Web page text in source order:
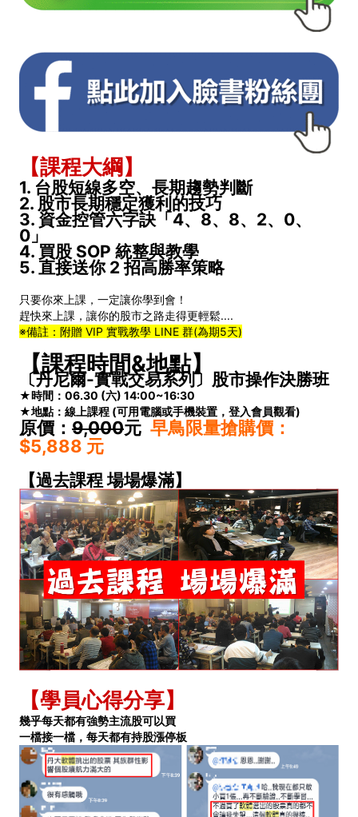
【課程大綱】
1. 台股短線多空、長期趨勢判斷
2. 股市長期穩定獲利的技巧
3. 資金控管六字訣「4、8、8、2、0、
0」
4. 買股 SOP 統整與教學
5. 直接送你 2 招高勝率策略
只要你來上課，一定讓你學到會！
趕快來上課，讓你的股市之路走得更輕鬆....
※備註：附贈 VIP 實戰教學 LINE 群(為期5天)
【課程時間&地點】
〔丹尼爾-實戰交易系列〕股市操作決勝班
★時間：06.30 (六) 14:00~16:30
★地點：線上課程 (可用電腦或手機裝置，登入會員觀看)
原價： 9,000元 早鳥限量搶購價：
$5,888 元
【過去課程 場場爆滿】
【學員心得分享】
幾乎每天都有強勢主流股可以買
一檔接一檔，每天都有持股漲停板